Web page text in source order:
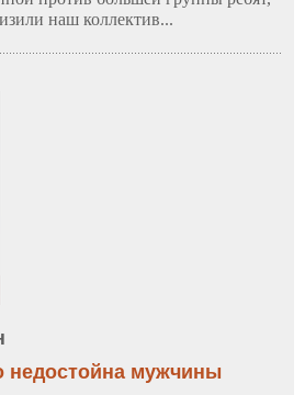
наш коллектив...
недостойна мужчины